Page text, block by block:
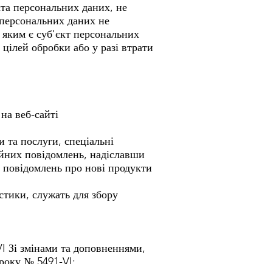
персональних даних, не
даних не
є суб'єкт персональних
обробки або у разі втрати
веб-сайті
послуги, спеціальні
повідомлень, надіславши
про нові продукти
служать для збору
змінами та доповненнями,